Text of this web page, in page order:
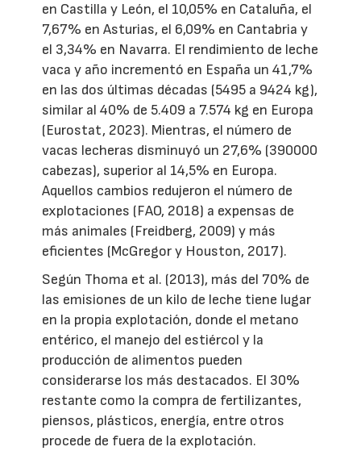
en Castilla y León, el 10,05% en Cataluña, el
7,67% en Asturias, el 6,09% en Cantabria y
el 3,34% en Navarra. El rendimiento de leche
vaca y año incrementó en España un 41,7%
en las dos últimas décadas (5495 a 9424 kg),
similar al 40% de 5.409 a 7.574 kg en Europa
(Eurostat, 2023). Mientras, el número de
vacas lecheras disminuyó un 27,6% (390000
cabezas), superior al 14,5% en Europa.
Aquellos cambios redujeron el número de
explotaciones (FAO, 2018) a expensas de
más animales (Freidberg, 2009) y más
eficientes (McGregor y Houston, 2017).
Según Thoma et al. (2013), más del 70% de
las emisiones de un kilo de leche tiene lugar
en la propia explotación, donde el metano
entérico, el manejo del estiércol y la
producción de alimentos pueden
considerarse los más destacados. El 30%
restante como la compra de fertilizantes,
piensos, plásticos, energía, entre otros
procede de fuera de la explotación.